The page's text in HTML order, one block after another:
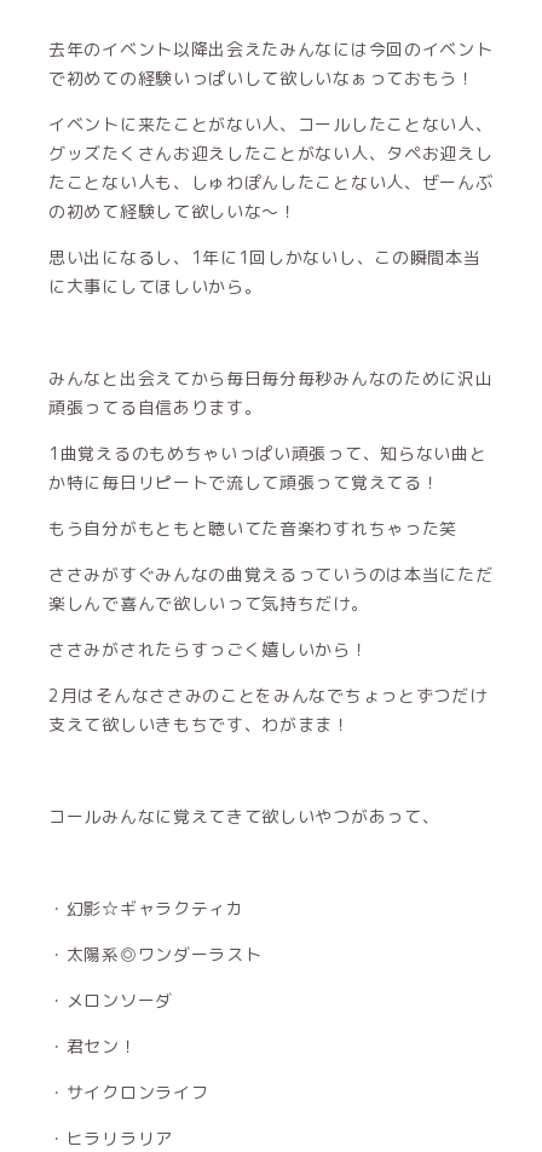
去年のイベント以降出会えたみんなには今回のイベント
で初めての経験いっぱいして欲しいなぁっておもう！
イベントに来たことがない人、コールしたことない人、
グッズたくさんお迎えしたことがない人、タペお迎えし
たことない人も、しゅわぽんしたことない人、ぜーんぶ
の初めて経験して欲しいな〜！
思い出になるし、1年に1回しかないし、この瞬間本当
に大事にしてほしいから。
みんなと出会えてから毎日毎分毎秒みんなのために沢山
頑張ってる自信あります。
1曲覚えるのもめちゃいっぱい頑張って、知らない曲と
か特に毎日リピートで流して頑張って覚えてる！
もう自分がもともと聴いてた音楽わすれちゃった笑
ささみがすぐみんなの曲覚えるっていうのは本当にただ
楽しんで喜んで欲しいって気持ちだけ。
ささみがされたらすっごく嬉しいから！
2月はそんなささみのことをみんなでちょっとずつだけ
支えて欲しいきもちです、わがまま！
コールみんなに覚えてきて欲しいやつがあって、
・幻影☆ギャラクティカ
・太陽系◎ワンダーラスト
・メロンソーダ
・君セン！
・サイクロンライフ
・ヒラリラリア